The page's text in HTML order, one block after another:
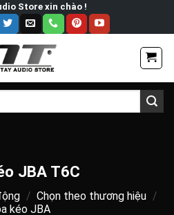
Store xin chào !
JBA T6C
/ Chọn theo thương hiệu /
kéo JBA